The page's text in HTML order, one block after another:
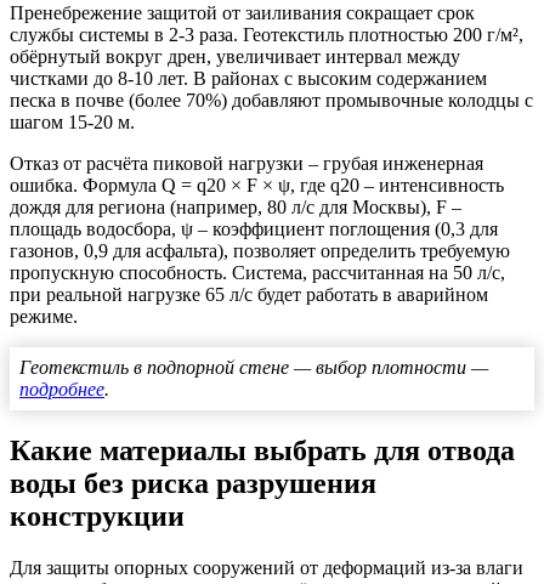
Пренебрежение защитой от заиливания сокращает срок
службы системы в 2-3 раза. Геотекстиль плотностью 200 г/м²,
обёрнутый вокруг дрен, увеличивает интервал между
чистками до 8-10 лет. В районах с высоким содержанием
песка в почве (более 70%) добавляют промывочные колодцы с
шагом 15-20 м.
Отказ от расчёта пиковой нагрузки – грубая инженерная
ошибка. Формула Q = q20 × F × ψ, где q20 – интенсивность
дождя для региона (например, 80 л/с для Москвы), F –
площадь водосбора, ψ – коэффициент поглощения (0,3 для
газонов, 0,9 для асфальта), позволяет определить требуемую
пропускную способность. Система, рассчитанная на 50 л/с,
при реальной нагрузке 65 л/с будет работать в аварийном
режиме.
Геотекстиль в подпорной стене — выбор плотности —
подробнее.
Какие материалы выбрать для отвода
воды без риска разрушения
конструкции
Для защиты опорных сооружений от деформаций из-за влаги